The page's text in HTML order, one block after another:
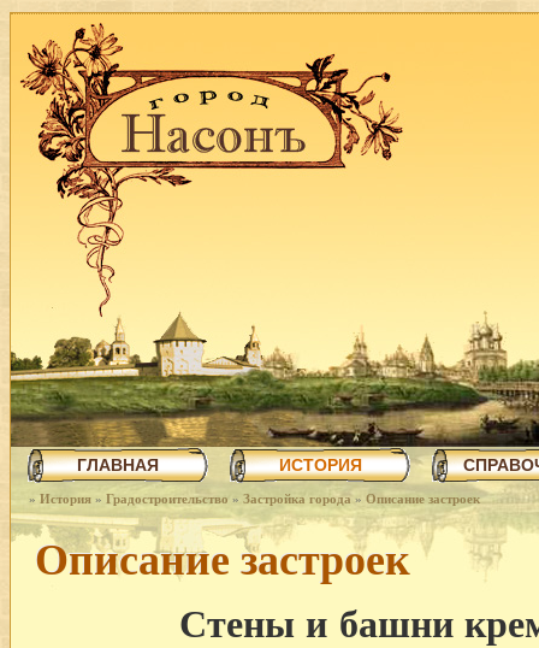
ГЛАВНАЯ ИСТОРИЯ
» История » Градостроительство » Застройка города » Описание застроек
Описание застроек
Стены и башни